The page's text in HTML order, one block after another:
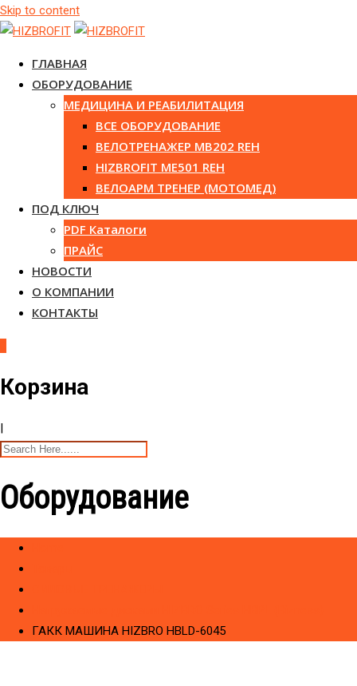
Skip to content
ГЛАВНАЯ
ОБОРУДОВАНИЕ
МЕДИЦИНА И РЕАБИЛИТАЦИЯ
ВСЕ ОБОРУДОВАНИЕ
ВЕЛОТРЕНАЖЕР MB202 REH
HIZBROFIT ME501 REH
ВЕЛОАРМ ТРЕНЕР (МОТОМЕД)
ПОД КЛЮЧ
PDF Каталоги
ПРАЙС
НОВОСТИ
О КОМПАНИИ
КОНТАКТЫ
Корзина
Оборудование
ГАКК МАШИНА HIZBRO HBLD-6045